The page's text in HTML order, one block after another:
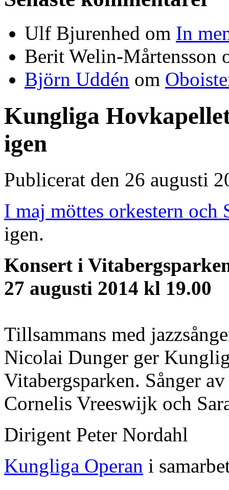
Ulf Bjurenhed om In
Berit Welin-Mårtensson
Björn Uddén om
Kungliga
igen
Publicerat den 26 augusti
I maj möttes orkestern och
igen.
Konsert i
27 augusti 2014 kl 19.00
Tillsammans med
Nicolai Dunger ger
Vitabergsparken. Sånger
Cornelis Vreeswijk och
Dirigent Peter Nordahl
Kungliga Operan i